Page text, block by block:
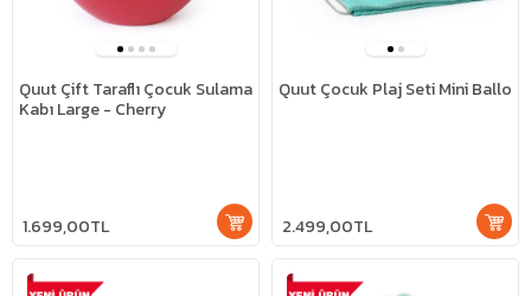
Quut Çift Taraflı Çocuk Sulama
Kabı Large - Cherry
1.699,00TL
Quut Çocuk Plaj Seti Mini Ballo
2.499,00TL